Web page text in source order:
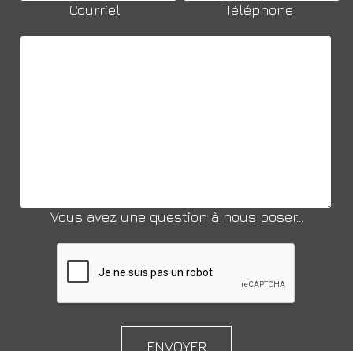
Courriel Téléphone
Vous avez une question à nous poser...